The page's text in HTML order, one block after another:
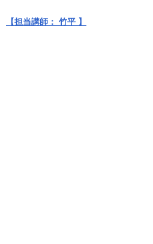
【担当講師： 竹平 】